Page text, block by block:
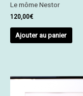
Le môme Nestor
120,00€
Ajouter au panier